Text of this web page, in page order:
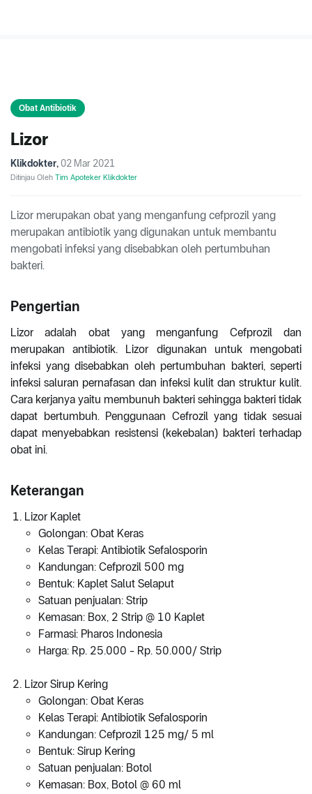
Obat Antibiotik
Lizor
Klikdokter, 02 Mar 2021
Ditinjau Oleh Tim Apoteker Klikdokter
Lizor merupakan obat yang menganfung cefprozil yang
merupakan antibiotik yang digunakan untuk membantu
mengobati infeksi yang disebabkan oleh pertumbuhan
bakteri.
Pengertian
Lizor adalah obat yang menganfung Cefprozil dan
merupakan antibiotik. Lizor digunakan untuk mengobati
infeksi yang disebabkan oleh pertumbuhan bakteri, seperti
infeksi saluran pernafasan dan infeksi kulit dan struktur kulit.
Cara kerjanya yaitu membunuh bakteri sehingga bakteri tidak
dapat bertumbuh. Penggunaan Cefrozil yang tidak sesuai
dapat menyebabkan resistensi (kekebalan) bakteri terhadap
obat ini.
Keterangan
Lizor Kaplet
Golongan: Obat Keras
Kelas Terapi: Antibiotik Sefalosporin
Kandungan: Cefprozil 500 mg
Bentuk: Kaplet Salut Selaput
Satuan penjualan: Strip
Kemasan: Box, 2 Strip @ 10 Kaplet
Farmasi: Pharos Indonesia
Harga: Rp. 25.000 - Rp. 50.000/ Strip
Lizor Sirup Kering
Golongan: Obat Keras
Kelas Terapi: Antibiotik Sefalosporin
Kandungan: Cefprozil 125 mg/ 5 ml
Bentuk: Sirup Kering
Satuan penjualan: Botol
Kemasan: Box, Botol @ 60 ml